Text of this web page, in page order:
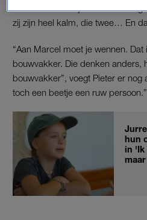
Pieter. “Ik ben blijkbaar te
zij zijn heel kalm, die twee… En
“Aan Marcel moet je wennen. Dat
bouwvakker. Die denken anders,
bouwvakker”, voegt Pieter er nog
toch een beetje een ruw persoon.”
hun
in 'Ik